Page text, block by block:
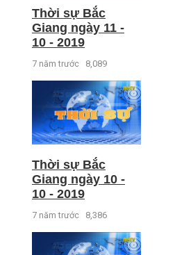
Thời sự Bắc
Giang ngày 11 -
10 - 2019
7 năm trước 8,089
Thời sự Bắc
Giang ngày 10 -
10 - 2019
7 năm trước 8,386